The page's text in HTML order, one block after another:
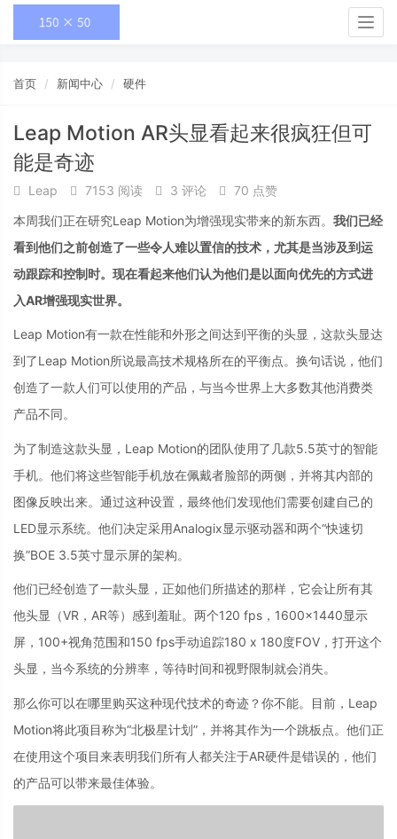
首页 新闻中心 硬件
Leap Motion AR头显看起来很疯狂但可
能是奇迹
Leap 7153 阅读 3 评论
70 点赞
本周我们正在研究Leap Motion为增强现实带来的新东西。 我们已经
看到他们之前创造了一些令人难以置信的技术，尤其是当涉及到运
动跟踪和控制时。现在看起来他们认为他们是以面向优先的方式进
入AR增强现实世界。
Leap Motion有一款在性能和外形之间达到平衡的头显，这款头显达
到了Leap Motion所说最高技术规格所在的平衡点。换句话说，他们
创造了一款人们可以使用的产品，与当今世界上大多数其他消费类
产品不同。
为了制造这款头显，Leap Motion的团队使用了几款5.5英寸的智能
手机。他们将这些智能手机放在佩戴者脸部的两侧，并将其内部的
图像反映出来。通过这种设置，最终他们发现他们需要创建自己的
LED显示系统。他们决定采用Analogix显示驱动器和两个“快速切
换”BOE 3.5英寸显示屏的架构。
他们已经创造了一款头显，正如他们所描述的那样，它会让所有其
他头显（VR，AR等）感到羞耻。两个120 fps，1600x1440显示
屏，100+视角范围和150 fps手动追踪180 x 180度FOV，打开这个
头显，当今系统的分辨率，等待时间和视野限制就会消失。
那么你可以在哪里购买这种现代技术的奇迹？你不能。目前，Leap
Motion将此项目称为“北极星计划”，并将其作为一个跳板点。他们正
在使用这个项目来表明我们所有人都关注于AR硬件是错误的，他们
的产品可以带来最佳体验。